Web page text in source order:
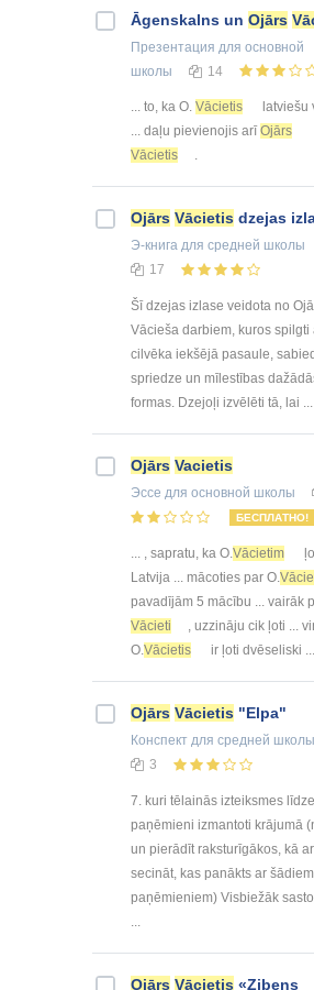
Āgenskalns un Ojārs
Презентация для основной
школы
14
... to, ka O. Vācietis
latviešu
... daļu pievienojis arīOjārs
Vācietis
.
Ojārs Vācietis dzejas
Э-книга для средней школы
17
Šī dzejas izlase veidota no
Vācieša darbiem, kuros spilgti
cilvēka iekšējā pasaule,
spriedze un mīlestības
formas. Dzejoļi izvēlēti tā, lai ...
Ojārs Vacietis
Эссе для основной школы
БЕСПЛАТНО!
... , sapratu, ka O.Vācietim
Latvija ... mācoties par O.
pavadījām 5 mācību ... vairāk
Vācieti
, uzzināju cik ļoti ...
O.Vācietis ir ļoti dvēseliski ...
Ojārs Vācietis "Elpa"
Конспект для средней школы
3
7. kuri tēlainās izteiksmes
paņēmieni izmantoti krājumā
un pierādīt raksturīgākos, kā
secināt, kas panākts ar šādiem
paņēmieniem) Visbiežāk
...
Ojārs Vācietis «Zibens